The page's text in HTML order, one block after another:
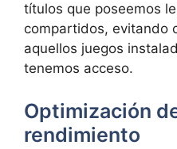
títulos que poseemos
compartidos, evitando
aquellos juegos
tenemos acceso.
Optimización
rendimiento